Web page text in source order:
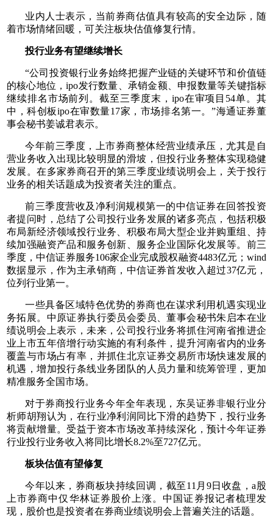
业内人士表示，当前券商估值具有较高的安全边际，随
着市场情绪回暖，可关注板块估值修复行情。
投行业务有望继续增长
“公司投资银行业务始终把握产业链的关键环节和价值链
的核心地位，ipo发行数量、承销金额、申报数量等关键指标
继续排名市场前列。截至三季度末，ipo在审项目54单。其
中，科创板ipo在审数量17家，市场排名第一。”海通证券董
事会秘书姜诚君表示。
今年前三季度，上市券商整体经营业绩承压，尤其是自
营业务收入出现比较明显的滑坡，但投行业务整体实现稳健
发展。在多家券商召开的第三季度业绩说明会上，关于投行
业务的相关话题成为投资者关注的重点。
前三季度营收及净利润规模第一的中信证券在回答投资
者提问时，总结了公司投行业务发展的诸多亮点，包括积极
布局新经济领域投行业务、积极布局大型企业并购重组、持
续加强融资产品和服务创新、服务企业国际化发展等。前三
季度，中信证券服务106家企业完成股权融资4483亿元；wind
数据显示，作为主承销商，中信证券首发收入超过37亿元，
位列行业第一。
一些具备区域特色优势的券商也在谋求利用机遇实现业
务拓展。中原证券执行委员会委员、董事会秘书朱启本在业
绩说明会上表示，未来，公司投行业务将抓住河南省推进企
业上市五年倍增行动实施的有利条件，提升河南省内的业务
覆盖与市场占有率，并抓住北京证券交易所市场快速发展的
机遇，增加投行条线业务团队的人员力量和统筹管理，更加
精准服务全国市场。
对于券商投行业务今年全年表现，东吴证券非银行业分
析师胡翔认为，在行业净利润同比下滑的趋势下，投行业务
将贡献增量。受益于资本市场改革持续深化，预计今年证券
行业投行业务收入将同比增长8.2%至727亿元。
板块估值有望修复
今年以来，券商板块持续回调，截至11月9日收盘，a股
上市券商中仅华林证券股价上涨。中国证券报记者梳理发
现，股价也是投资者在券商业绩说明会上普遍关注的话题。